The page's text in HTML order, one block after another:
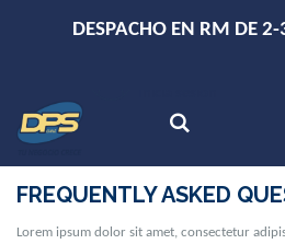
DESPACHO EN RM DE
FREQUENTLY ASKED
Lorem ipsum dolor sit amet, consectetur